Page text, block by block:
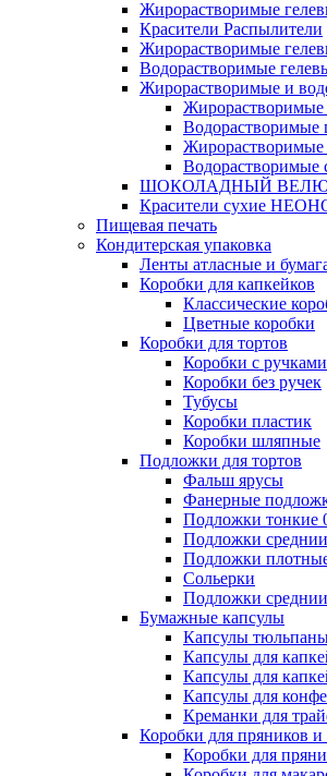
Жирорастворимые
Красители Распылители
Жирорастворимые
Водорастворимые
Жирорастворимые и
Жирорастворимые
Водорастворимые
Жирорастворимые
Водорастворимые
ШОКОЛАДНЫЙ
Красители сухие
Пищевая печать
Кондитерская упаковка
Ленты атласные и
Коробки для капкейков
Классические
Цветные коробки
Коробки для тортов
Коробки с ручками
Коробки без ручек
Тубусы
Коробки пластик
Коробки шляпные
Подложки для тортов
Фальш ярусы
Фанерные
Подложки тонкие
Подложки
Подложки
Сольерки
Подложки
Бумажные капсулы
Капсулы
Капсулы для
Капсулы для
Капсулы для
Креманки для
Коробки для пряников и
Коробки для